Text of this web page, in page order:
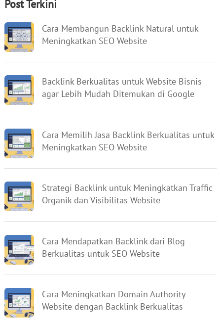
Post Terkini
Cara Membangun Backlink Natural untuk
Meningkatkan SEO Website
Backlink Berkualitas untuk Website Bisnis
agar Lebih Mudah Ditemukan di Google
Cara Memilih Jasa Backlink Berkualitas untuk
Meningkatkan SEO Website
Strategi Backlink untuk Meningkatkan Traffic
Organik dan Visibilitas Website
Cara Mendapatkan Backlink dari Blog
Berkualitas untuk SEO Website
Cara Meningkatkan Domain Authority
Website dengan Backlink Berkualitas